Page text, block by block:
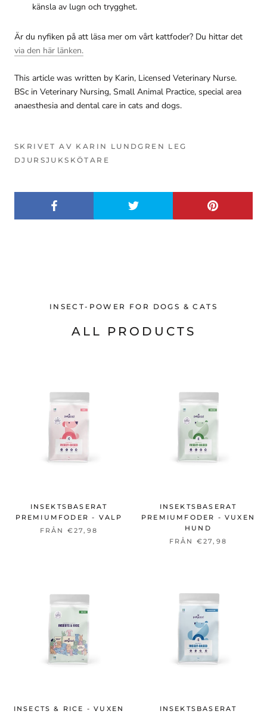
känsla av lugn och trygghet.
Är du nyfiken på att läsa mer om vårt kattfoder? Du hittar det
via den här länken.
This article was written by Karin, Licensed Veterinary Nurse.
BSc in Veterinary Nursing, Small Animal Practice, special area
anaesthesia and dental care in cats and dogs.
SKRIVET AV KARIN LUNDGREN LEG
DJURSJUKSKÖTARE
INSECT-POWER FOR DOGS & CATS
ALL PRODUCTS
INSEKTSBASERAT
PREMIUMFODER - VALP
FRÅN €27,98
INSEKTSBASERAT
PREMIUMFODER - VUXEN
HUND
FRÅN €27,98
INSECTS & RICE - VUXEN
INSEKTSBASERAT